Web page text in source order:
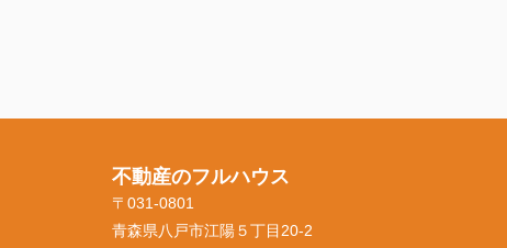
不動産のフルハウス
〒031-0801
青森県八戸市江陽５丁目20-2